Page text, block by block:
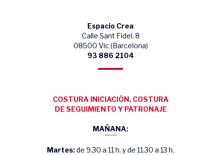
Espacio Crea
Calle Sant Fidel, 8
08500 Vic (Barcelona)
93 886 2104
COSTURA INICIACIÓN, COSTURA
DE SEGUIMIENTO Y PATRONAJE
MAÑANA:
Martes:de 9.30 a 11 h. y de 11.30 a 13 h.